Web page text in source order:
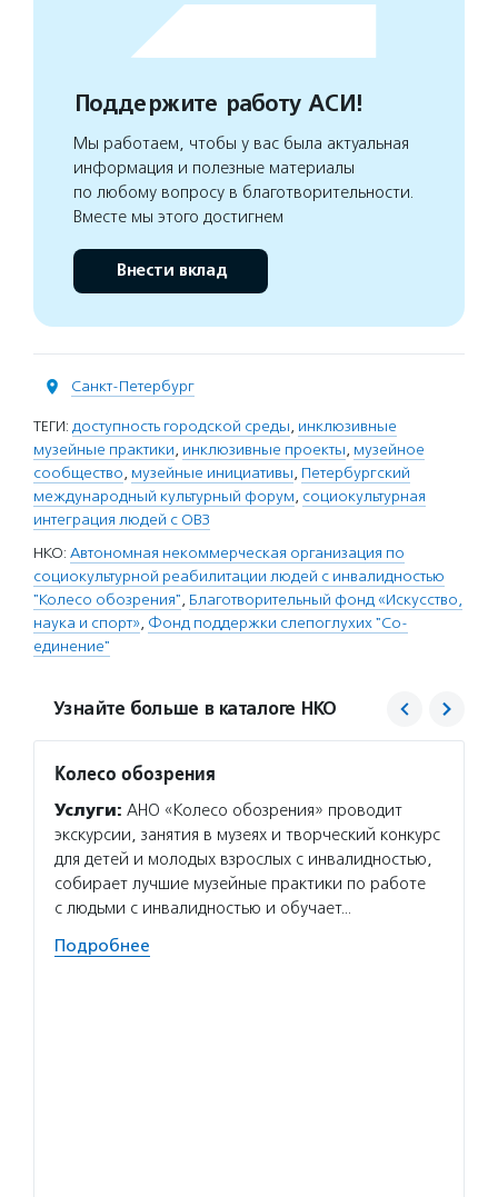
Поддержите работу АСИ!
Мы работаем, чтобы у вас была актуальная
информация и полезные материалы
по любому вопросу в благотворительности.
Вместе мы этого достигнем
Внести вклад
Санкт-Петербург
ТЕГИ: доступность городской среды, инклюзивные
музейные практики, инклюзивные проекты, музейное
сообщество, музейные инициативы, Петербургский
международный культурный форум, социокультурная
интеграция людей с ОВЗ
НКО: Автономная некоммерческая организация по
социокультурной реабилитации людей с инвалидностью
"Колесо обозрения", Благотворительный фонд «Искусство,
наука и спорт», Фонд поддержки слепоглухих "Со-
единение"
Узнайте больше в каталоге НКО
Колесо обозрения
Услуги: АНО «Колесо обозрения» проводит
экскурсии, занятия в музеях и творческий конкурс
для детей и молодых взрослых с инвалидностью,
собирает лучшие музейные практики по работе
с людьми с инвалидностью и обучает…
Подробнее